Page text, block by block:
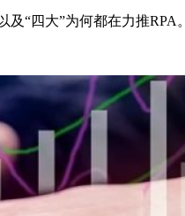
“四大”为何都在力推RPA。